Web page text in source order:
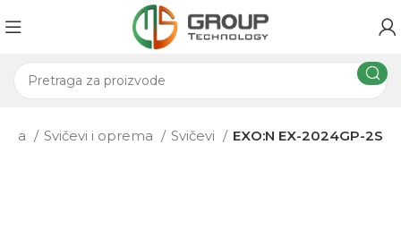
Svičevi i oprema Svičevi EXO:N EX-2024GP-2S